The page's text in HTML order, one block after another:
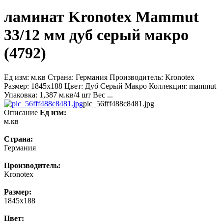
ламинат Kronotex Mammut
33/12 мм дуб серый макро
(4792)
Ед изм: м.кв Страна: Германия Производитель: Kronotex
Размер: 1845x188 Цвет: Дуб Серый Макро Коллекция: mammut
Упаковка: 1,387 м.кв/4 шт Вес ...
pic_56fff488c8481.jpg
Описание Ед изм:
м.кв
Страна:
Германия
Производитель:
Kronotex
Размер:
1845x188
Цвет: